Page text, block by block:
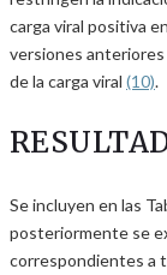
carga viral positiva
versiones
de la carga viral (10).
Se incluyen en las
posteriormente se
correspondientes a